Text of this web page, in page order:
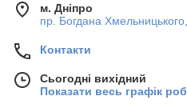
м. Дніпро
пр. Богдана
Контакти
Сьогодні вихідний
Показати весь графік